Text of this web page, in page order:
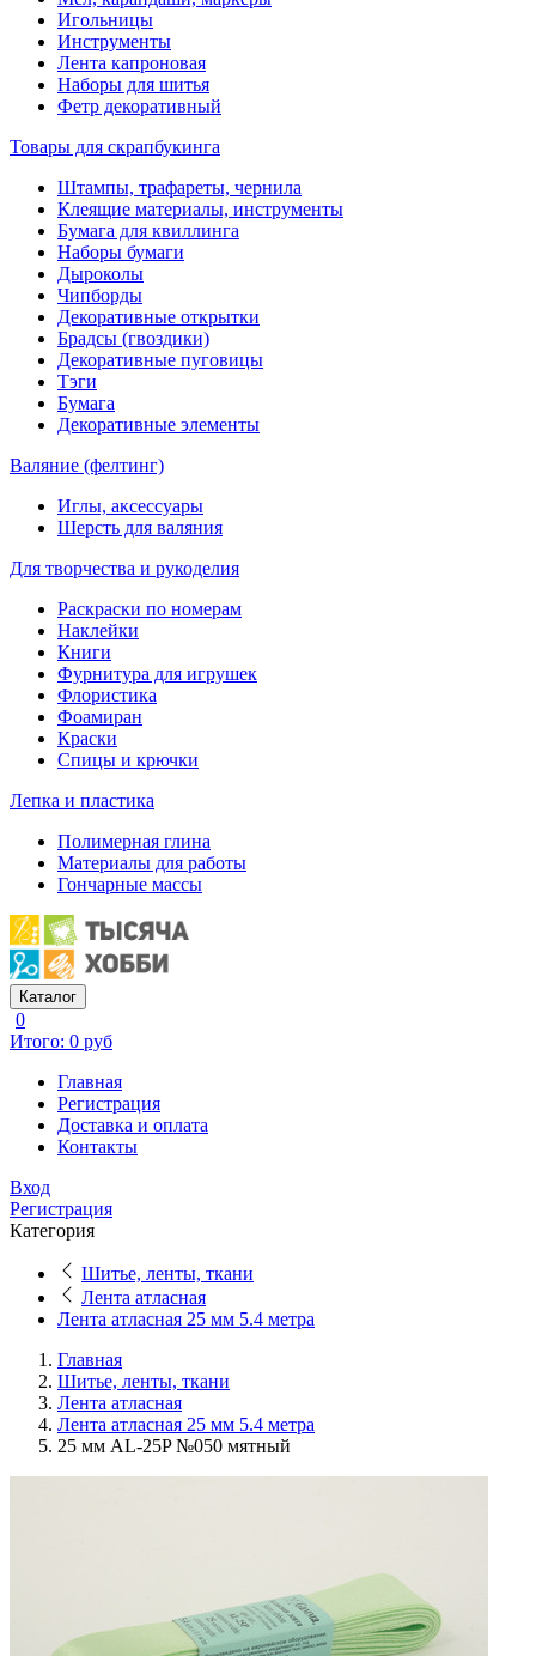
Игольницы
Инструменты
Лента капроновая
Наборы для шитья
Фетр декоративный
Товары для скрапбукинга
Штампы, трафареты, чернила
Клеящие материалы, инструменты
Бумага для квиллинга
Наборы бумаги
Дыроколы
Чипборды
Декоративные открытки
Брадсы (гвоздики)
Декоративные пуговицы
Тэги
Бумага
Декоративные элементы
Валяние (фелтинг)
Иглы, аксессуары
Шерсть для валяния
Для творчества и рукоделия
Раскраски по номерам
Наклейки
Книги
Фурнитура для игрушек
Флористика
Фоамиран
Краски
Спицы и крючки
Лепка и пластика
Полимерная глина
Материалы для работы
Гончарные массы
Каталог
0
Итого: 0 руб
Главная
Регистрация
Доставка и оплата
Контакты
Вход
Регистрация
Категория
Шитье, ленты, ткани
Лента атласная
Лента атласная 25 мм 5.4 метра
Главная
Шитье, ленты, ткани
Лента атласная
Лента атласная 25 мм 5.4 метра
25 мм AL-25P №050 мятный